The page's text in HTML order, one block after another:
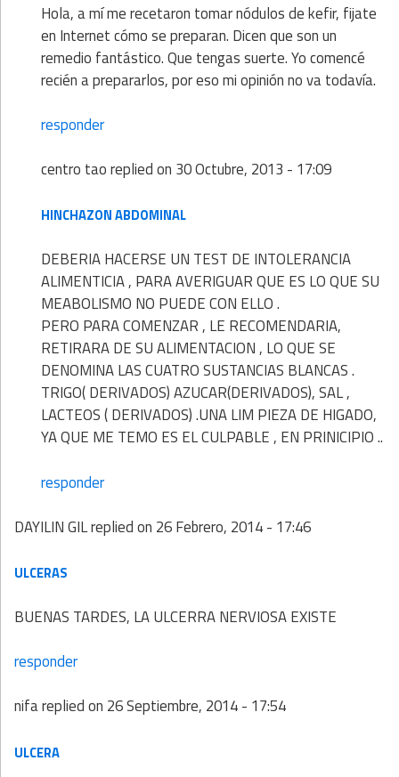
Hola, a mí me recetaron tomar nódulos de kefir, fijate
en Internet cómo se preparan. Dicen que son un
remedio fantástico. Que tengas suerte. Yo comencé
recién a prepararlos, por eso mi opinión no va todavía.
responder
centro taoreplied on 30 Octubre, 2013 - 17:09
HINCHAZON ABDOMINAL
DEBERIA HACERSE UN TEST DE INTOLERANCIA
ALIMENTICIA , PARA AVERIGUAR QUE ES LO QUE SU
MEABOLISMO NO PUEDE CON ELLO .
PERO PARA COMENZAR , LE RECOMENDARIA,
RETIRARA DE SU ALIMENTACION , LO QUE SE
DENOMINA LAS CUATRO SUSTANCIAS BLANCAS .
TRIGO( DERIVADOS) AZUCAR(DERIVADOS), SAL ,
LACTEOS ( DERIVADOS) .UNA LIM PIEZA DE HIGADO,
YA QUE ME TEMO ES EL CULPABLE , EN PRINICIPIO ..
responder
DAYILIN GILreplied on 26 Febrero, 2014 - 17:46
ULCERAS
BUENAS TARDES, LA ULCERRA NERVIOSA EXISTE
responder
nifareplied on 26 Septiembre, 2014 - 17:54
ULCERA